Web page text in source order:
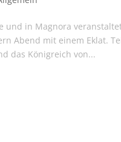
und in Magnora
Abend mit einem Eklat.
das Königreich von...